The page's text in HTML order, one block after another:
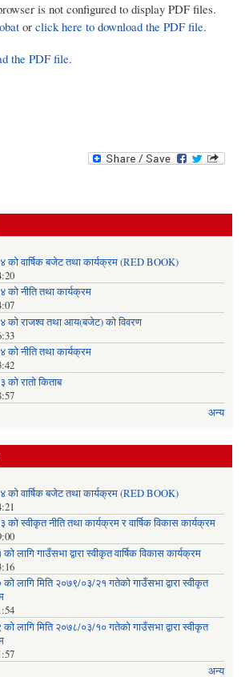
is not configured to display PDF files.
or click here to download the PDF file.
the PDF file.
को वार्षिक बजेट तथा कार्यक्रम (RED BOOK)
को नीति तथा कार्यक्रम
को राजश्व तथा आय(बजेट) को विवरण
को नीति तथा कार्यक्रम
रातो किताब
अन्य
को वार्षिक बजेट तथा कार्यक्रम (RED BOOK)
स्वीकृत नीति तथा कार्यक्रम र वार्षिक विकास कार्यक्रम
लागि गाउँसभा द्वारा स्वीकृत वार्षिक विकास कार्यक्रम
लागि मिति २०७९/०३/२१ गतेको गाउँसभा द्वारा स्वीकृत
लागि मिति २०७८/०३/१० गतेको गाउँसभा द्वारा स्वीकृत
अन्य